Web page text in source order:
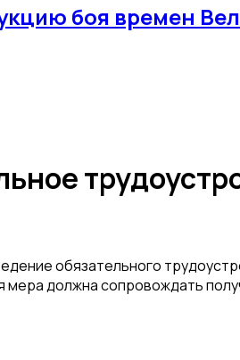
боя времен
обязательного
мера должна сопровождать